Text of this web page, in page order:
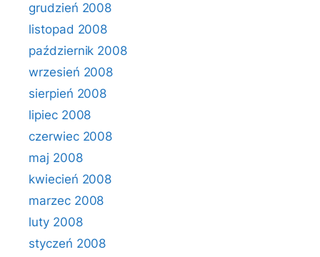
grudzień 2008
listopad 2008
październik 2008
wrzesień 2008
sierpień 2008
lipiec 2008
czerwiec 2008
maj 2008
kwiecień 2008
marzec 2008
luty 2008
styczeń 2008